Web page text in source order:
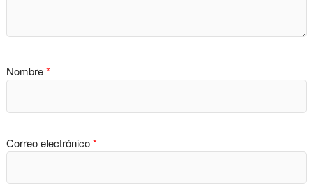
Nombre*
Correo electrónico*